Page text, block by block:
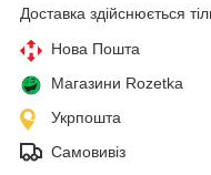
Доставка здійснюється
Нова Пошта
Магазини Rozetka
Укрпошта
Самовивіз